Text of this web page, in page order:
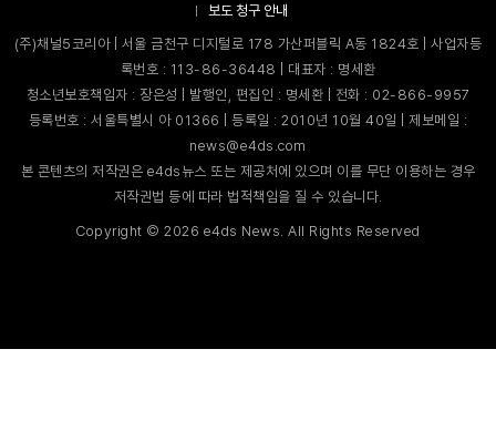
보도 청구 안내
(주)채널5코리아 | 서울 금천구 디지털로 178 가산퍼블릭 A동 1824호 | 사업자등
록번호 : 113-86-36448 | 대표자 : 명세환
청소년보호책임자 : 장은성 | 발행인, 편집인 : 명세환 | 전화 : 02-866-9957
등록번호 : 서울특별시 아 01366 | 등록일 : 2010년 10월 40일 | 제보메일 :
news@e4ds.com
본 콘텐츠의 저작권은 e4ds뉴스 또는 제공처에 있으며 이를 무단 이용하는 경우
저작권법 등에 따라 법적책임을 질 수 있습니다.
Copyright ©2026 e4ds News. All Rights Reserved